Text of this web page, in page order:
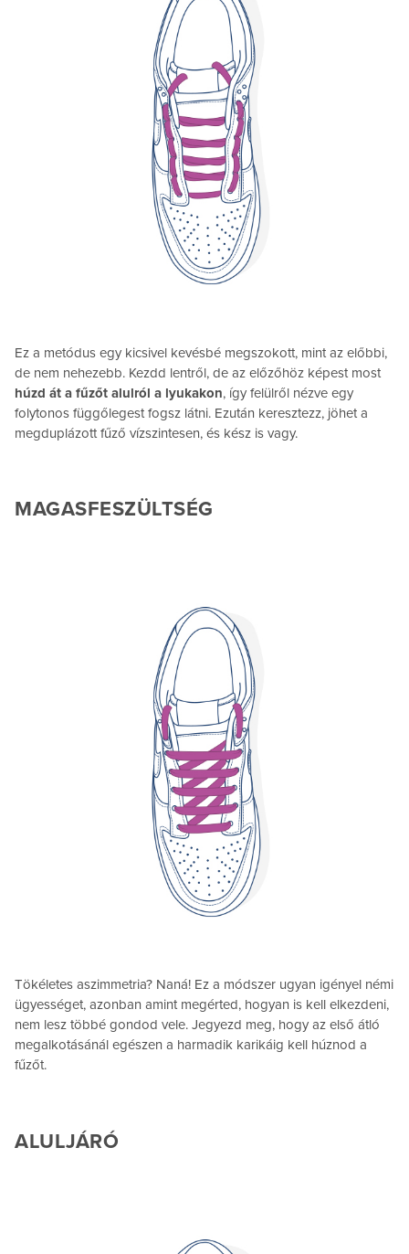
Ez a metódus egy kicsivel kevésbé megszokott, mint az előbbi,
de nem nehezebb. Kezdd lentről, de az előzőhöz képest most
húzd át a fűzőt alulról a lyukakon, így felülről nézve egy
folytonos függőlegest fogsz látni. Ezután keresztezz, jöhet a
megduplázott fűző vízszintesen, és kész is vagy.
MAGASFESZÜLTSÉG
Tökéletes aszimmetria? Naná! Ez a módszer ugyan igényel némi
ügyességet, azonban amint megérted, hogyan is kell elkezdeni,
nem lesz többé gondod vele. Jegyezd meg, hogy az első átló
megalkotásánál egészen a harmadik karikáig kell húznod a
fűzőt.
ALULJÁRÓ